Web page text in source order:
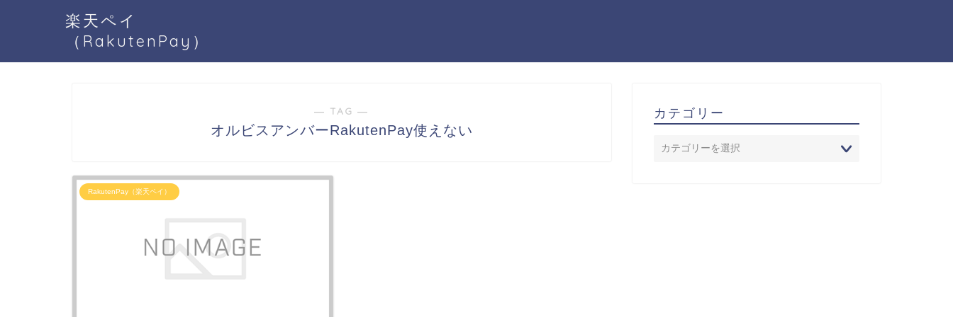
楽天ペイ
（RakutenPay）
― TAG ―
オルビスアンバーRakutenPay使えない
RakutenPay（楽天ペイ）
カテゴリー